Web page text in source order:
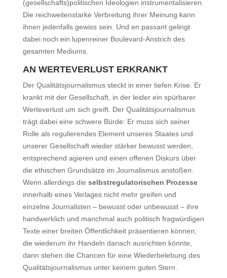
(gesellschafts)politischen Ideologien instrumentalisieren.
Die reichweitenstarke Verbreitung ihrer Meinung kann
ihnen jedenfalls gewiss sein. Und en passant gelingt
dabei noch ein lupenreiner Boulevard-Anstrich des
gesamten Mediums.
AN WERTEVERLUST ERKRANKT
Der Qualitätsjournalismus steckt in einer tiefen Krise. Er
krankt mit der Gesellschaft, in der leider ein spürbarer
Werteverlust um sich greift. Der Qualitätsjournalismus
trägt dabei eine schwere Bürde: Er muss sich seiner
Rolle als regulierendes Element unseres Staates und
unserer Gesellschaft wieder stärker bewusst werden,
entsprechend agieren und einen offenen Diskurs über
die ethischen Grundsätze im Journalismus anstoßen.
Wenn allerdings die selbstregulatorischen Prozesse
innerhalb eines Verlages nicht mehr greifen und
einzelne Journalisten – bewusst oder unbewusst – ihre
handwerklich und manchmal auch politisch fragwürdigen
Texte einer breiten Öffentlichkeit präsentieren können,
die wiederum ihr Handeln danach ausrichten könnte,
dann stehen die Chancen für eine Wiederbelebung des
Qualitätsjournalismus unter keinem guten Stern.